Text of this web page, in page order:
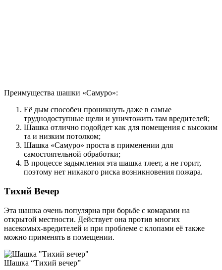
Преимущества шашки «Самуро»:
Её дым способен проникнуть даже в самые
труднодоступные щели и уничтожить там вредителей;
Шашка отлично подойдет как для помещения с высоким
та и низким потолком;
Шашка «Самуро» проста в применении для
самостоятельной обработки;
В процессе задымления эта шашка тлеет, а не горит,
поэтому нет никакого риска возникновения пожара.
Тихий Вечер
Эта шашка очень популярна при борьбе с комарами на
открытой местности. Действует она против многих
насекомых-вредителей и при проблеме с клопами её также
можно применять в помещении.
Шашка “Тихий вечер”